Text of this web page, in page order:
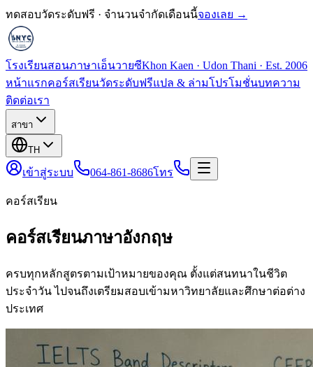
ทดสอบวัดระดับฟรี · จำนวนจำกัดเดือนนี้จองเลย →
โรงเรียนสอนภาษาเอ็นวายซีKhon Kaen · Udon Thani · Est. 2006
หน้าแรกคอร์สเรียนวัดระดับฟรีแปล & ล่ามโปรโมชั่นบทความ
ติดต่อเรา
สาขา
TH
เข้าสู่ระบบ 064-861-8686โทร
คอร์สเรียน
คอร์สเรียนภาษาอังกฤษ
ครบทุกหลักสูตรตามเป้าหมายของคุณ ตั้งแต่สนทนาในชีวิต
ประจำวัน ไปจนถึงเตรียมสอบเข้ามหาวิทยาลัยและศึกษาต่อต่าง
ประเทศ